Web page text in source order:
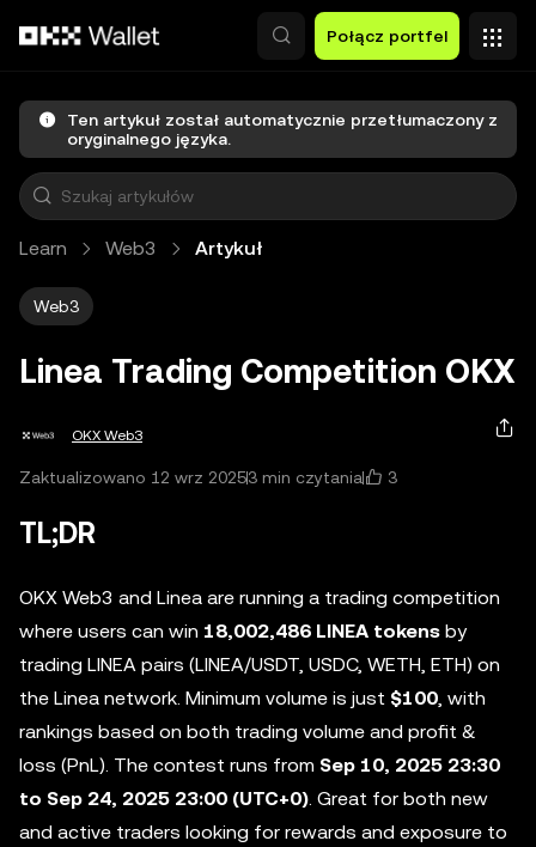
Połącz portfel
Ten artykuł został automatycznie przetłumaczony z
oryginalnego języka.
Learn Web3 Artykuł
Web3
Linea Trading Competition OKX
OKX Web3
Zaktualizowano 12 wrz 20253 min czytania 3
TL;DR
OKX Web3 and Linea are running a trading competition
where users can win 18,002,486 LINEA tokens by
trading LINEA pairs (LINEA/USDT, USDC, WETH, ETH) on
the Linea network. Minimum volume is just $100, with
rankings based on both trading volume and profit &
loss (PnL). The contest runs from Sep 10, 2025 23:30
to Sep 24, 2025 23:00 (UTC+0). Great for both new
and active traders looking for rewards and exposure to